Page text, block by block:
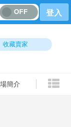
OFF 登入
收藏賣家
簡介